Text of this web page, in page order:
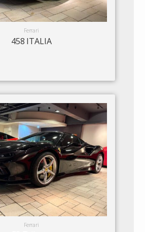
Ferrari
458 ITALIA
Ferrari